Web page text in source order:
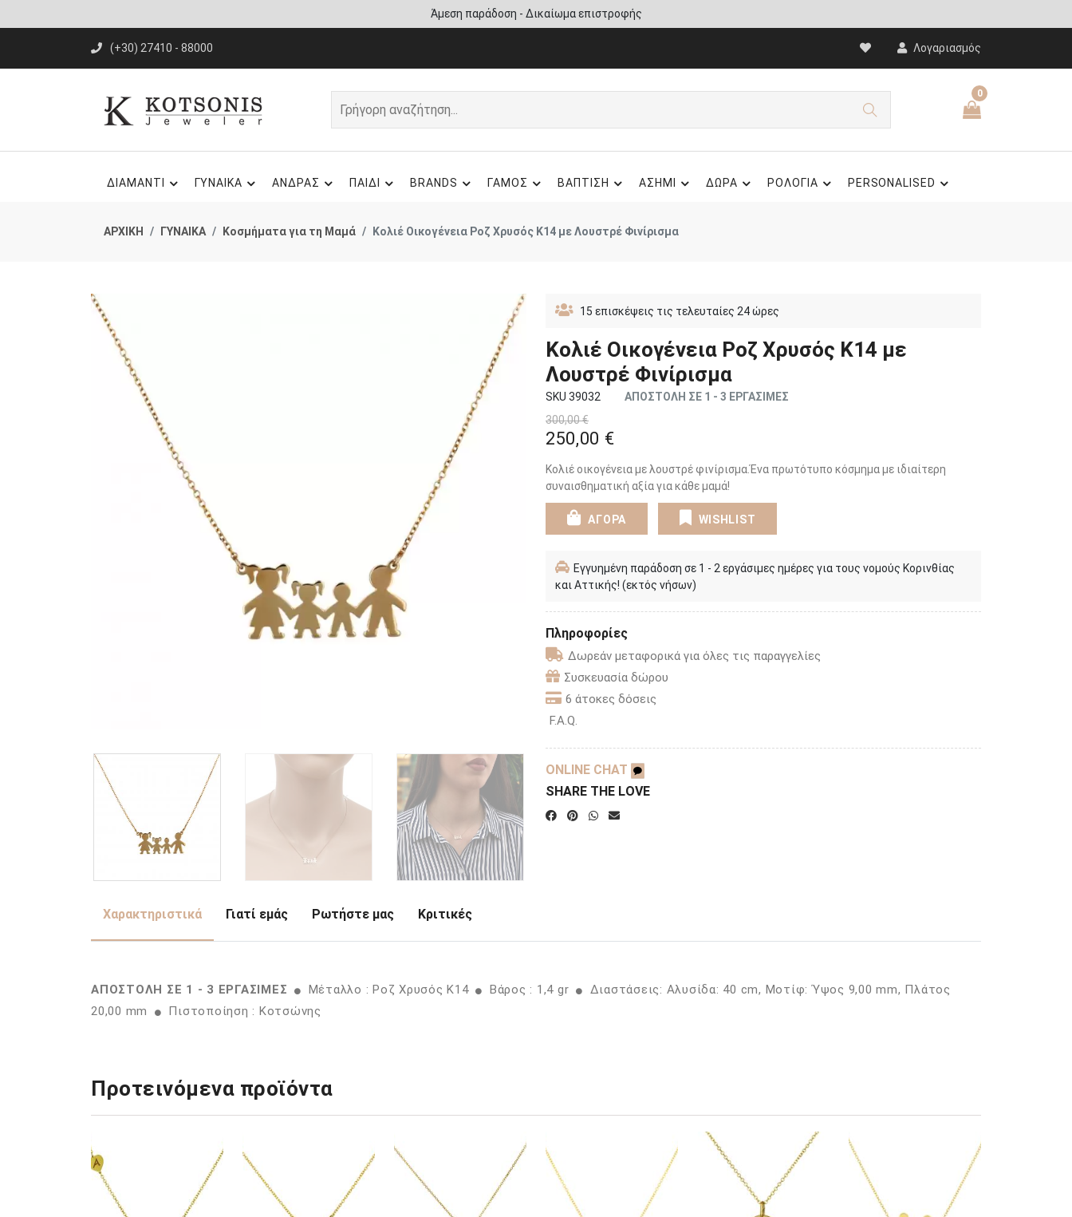
Άμεση παράδοση - Δικαίωμα επιστροφής
(+30) 27410 - 88000 Λογαριασμός
0
ΔΙΑΜΑΝΤΙ ΓΥΝΑΙΚΑ ΑΝΔΡΑΣ ΠΑΙΔΙ BRANDS ΓΑΜΟΣ ΒΑΠΤΙΣΗ ΑΣΗΜΙ ΔΩΡΑ ΡΟΛΟΓΙΑ PERSONALISED
ΑΡΧΙΚΗ ΓΥΝΑΙΚΑ Κοσμήματα για τη Μαμά Κολιέ Οικογένεια Ροζ Χρυσός Κ14 με Λουστρέ Φινίρισμα
15 επισκέψεις τις τελευταίες 24 ώρες
Κολιέ Οικογένεια Ροζ Χρυσός Κ14 με
Λουστρέ Φινίρισμα
SKU 39032
ΑΠΟΣΤΟΛΗ ΣΕ 1 - 3 ΕΡΓΑΣΙΜΕΣ
300,00 €
250,00 €
Κολιέ οικογένεια με λουστρέ φινίρισμα.Ένα πρωτότυπο κόσμημα με ιδιαίτερη
συναισθηματική αξία για κάθε μαμά!
ΑΓΟΡΑ WISHLIST
Εγγυημένη παράδοση σε 1 - 2 εργάσιμες ημέρες για τους νομούς Κορινθίας
και Αττικής! (εκτός νήσων)
Πληροφορίες
Δωρεάν μεταφορικά για όλες τις παραγγελίες
Συσκευασία δώρου
6 άτοκες δόσεις
F.A.Q.
ONLINE CHAT
SHARE THE LOVE
Χαρακτηριστικά Γιατί εμάς Ρωτήστε μας Κριτικές
ΑΠΟΣΤΟΛΗ ΣΕ 1 - 3 ΕΡΓΑΣΙΜΕΣ Μέταλλο : Ροζ Χρυσός K14 Βάρος : 1,4 gr
Διαστάσεις: Αλυσίδα: 40 cm, Μοτίφ: Ύψος 9,00 mm, Πλάτος
20,00 mm
Πιστοποίηση : Κοτσώνης
Προτεινόμενα προϊόντα